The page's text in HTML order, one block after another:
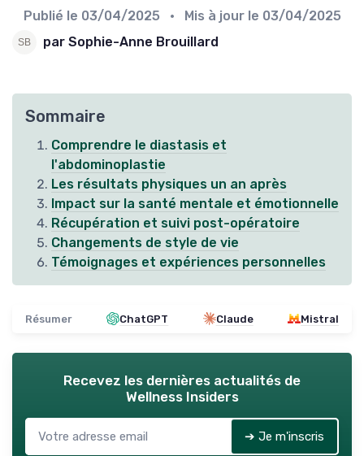
Publié le 03/04/2025 • Mis à jour le 03/04/2025
par Sophie-Anne Brouillard
Sommaire
Comprendre le diastasis et
l'abdominoplastie
Les résultats physiques un an après
Impact sur la santé mentale et émotionnelle
Récupération et suivi post-opératoire
Changements de style de vie
Témoignages et expériences personnelles
Résumer ChatGPT Claude Mistral
Recevez les dernières actualités de
Wellness Insiders
➔ Je m'inscris